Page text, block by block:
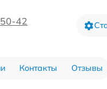
42
Контакты Отзывы